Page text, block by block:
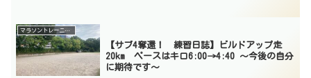
マラソントレーニング
【サブ4奪還！ 練習日誌】ビルドアップ走
20km ペースはキロ6:00→4:40 〜今後の自分
に期待です〜